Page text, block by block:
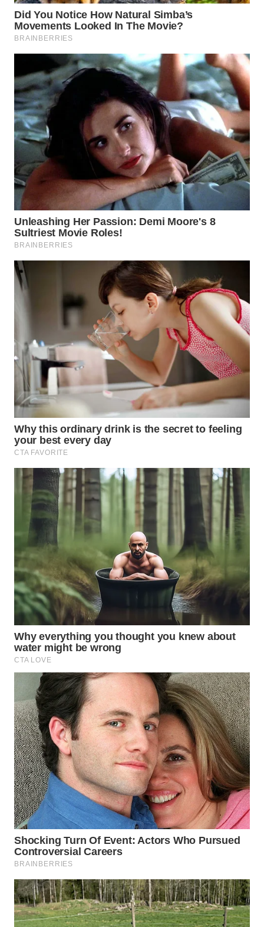
WN
PAKPAK
WN
KARAWANG
WN
BEKASI
WN
BOGOR
DEPOK
WN
WN
PADANG
LAWAS
WN
SUMEDANG
WN
CIANJUR
WN
KEPULAUAN
SERIBU
WN
TANGERANG
WN
BINJAI
CIREBON
WN
INDRAMAYU
WN
KUNINGAN
WN
MAJALENGKA
WN
SUBANG
WN
SUKABUMI
WN
PURWAKARTA